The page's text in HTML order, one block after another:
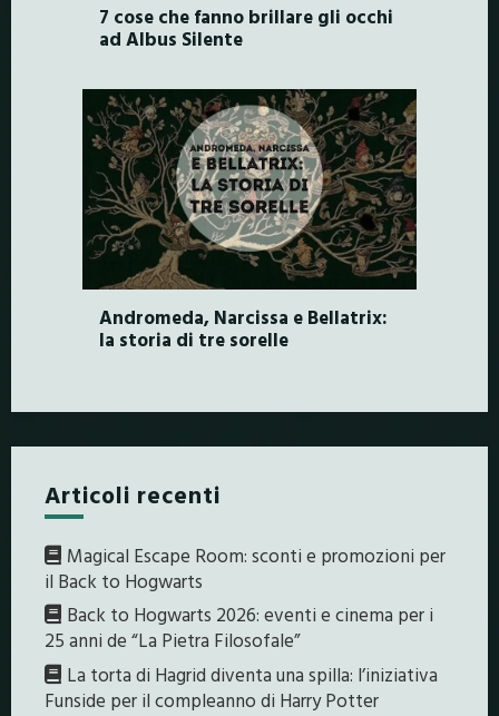
7 cose che fanno brillare gli occhi
ad Albus Silente
Andromeda, Narcissa e Bellatrix:
la storia di tre sorelle
Articoli recenti
Magical Escape Room: sconti e promozioni per
il Back to Hogwarts
Back to Hogwarts 2026: eventi e cinema per i
25 anni de “La Pietra Filosofale”
La torta di Hagrid diventa una spilla: l’iniziativa
Funside per il compleanno di Harry Potter